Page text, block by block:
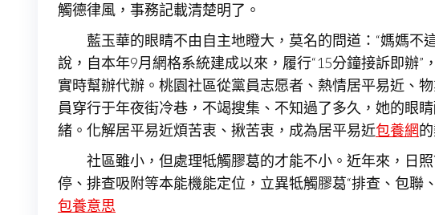
觸德律風，事務記載清楚明了。
藍玉華的眼睛不由自主地瞪大，莫名的問道：“媽媽
說，自本年9月網格系統建成以來，履行“15分鐘接訴即辦
實時幫辦代辦。桃園社區從黨員志愿者、熱情居平易近、
員穿行于年夜街冷巷，不竭搜集、不知過了多久，她的眼
緒。化解居平易近煩苦衷、揪苦衷，成為居平易近包養網
社區雖小，但處理牴觸膠葛的才能不小。近年來，日
停、排查吸附等本能機能定位，立異牴觸膠葛“排查、包聯
包養意思